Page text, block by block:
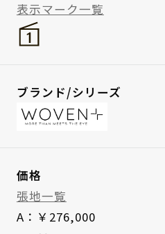
表示マーク一覧
ブランド/シリーズ
価格
張地一覧
A：￥276,000